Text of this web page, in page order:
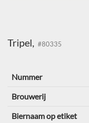
Tripel, #80335
Nummer
Brouwerij
Biernaam op etiket